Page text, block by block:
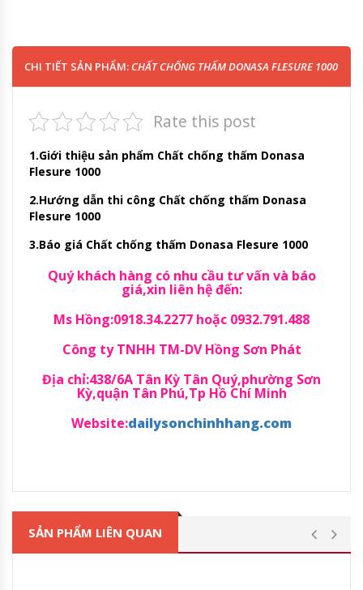
CHI TIẾT SẢN PHẨM: CHẤT CHỐNG THẤM DONASA FLESURE 1000
Rate this post
1.Giới thiệu sản phẩm Chất chống thấm Donasa
Flesure 1000
2.Hướng dẫn thi công Chất chống thấm Donasa
Flesure 1000
3.Báo giá Chất chống thấm Donasa Flesure 1000
Quý khách hàng có nhu cầu tư vấn và báo
giá,xin liên hệ đến:
Ms Hồng:0918.34.2277 hoặc 0932.791.488
Công ty TNHH TM-DV Hồng Sơn Phát
Địa chỉ:438/6A Tân Kỳ Tân Quý,phường Sơn
Kỳ,quận Tân Phú,Tp Hồ Chí Minh
Website:dailysonchinhhang.com
SẢN PHẨM LIÊN QUAN